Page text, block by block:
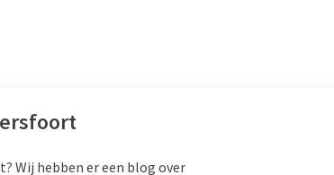
Wij hebben er een blog over